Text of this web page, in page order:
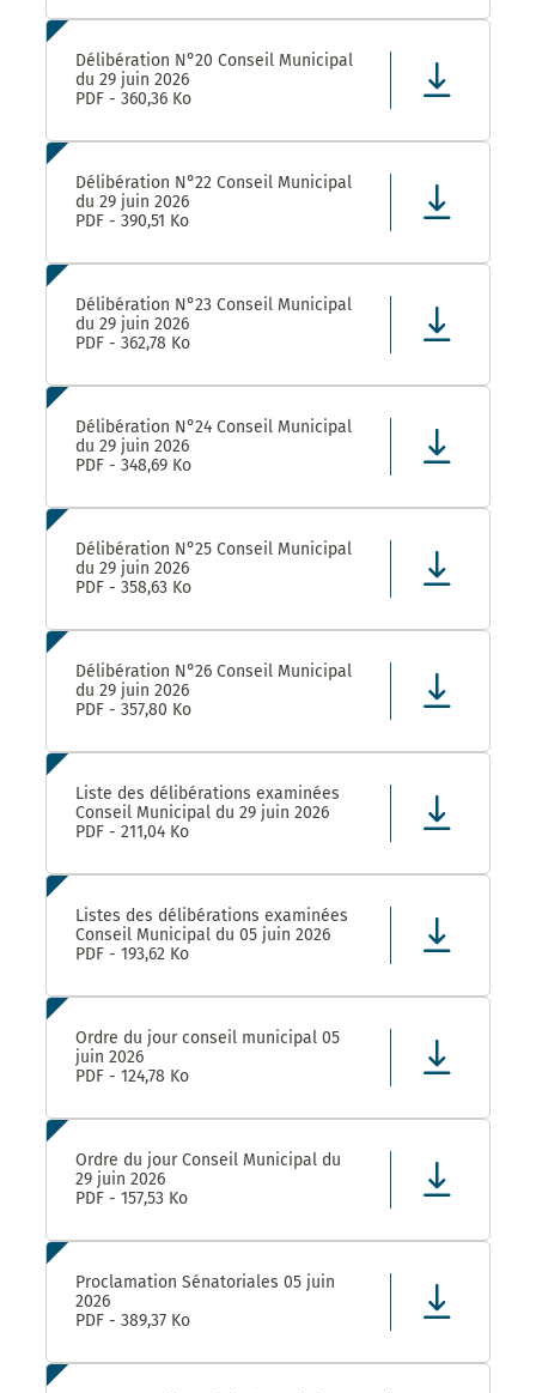
Délibération N°20 Conseil Municipal
du 29 juin 2026
PDF - 360,36 Ko
Délibération N°22 Conseil Municipal
du 29 juin 2026
PDF - 390,51 Ko
Délibération N°23 Conseil Municipal
du 29 juin 2026
PDF - 362,78 Ko
Délibération N°24 Conseil Municipal
du 29 juin 2026
PDF - 348,69 Ko
Délibération N°25 Conseil Municipal
du 29 juin 2026
PDF - 358,63 Ko
Délibération N°26 Conseil Municipal
du 29 juin 2026
PDF - 357,80 Ko
Liste des délibérations examinées
Conseil Municipal du 29 juin 2026
PDF - 211,04 Ko
Listes des délibérations examinées
Conseil Municipal du 05 juin 2026
PDF - 193,62 Ko
Ordre du jour conseil municipal 05
juin 2026
PDF - 124,78 Ko
Ordre du jour Conseil Municipal du
29 juin 2026
PDF - 157,53 Ko
Proclamation Sénatoriales 05 juin
2026
PDF - 389,37 Ko